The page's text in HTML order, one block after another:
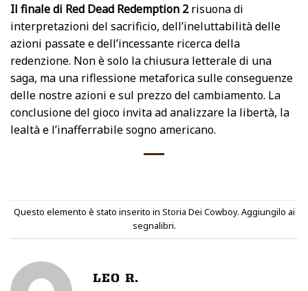
Il finale di Red Dead Redemption 2risuona di
interpretazioni del sacrificio, dell’ineluttabilità delle
azioni passate e dell’incessante ricerca della
redenzione. Non è solo la chiusura letterale di una
saga, ma una riflessione metaforica sulle conseguenze
delle nostre azioni e sul prezzo del cambiamento. La
conclusione del gioco invita ad analizzare la libertà, la
lealtà e l’inafferrabile sogno americano.
Questo elemento è stato inserito in Storia Dei Cowboy. Aggiungilo ai
segnalibri.
LEO R.